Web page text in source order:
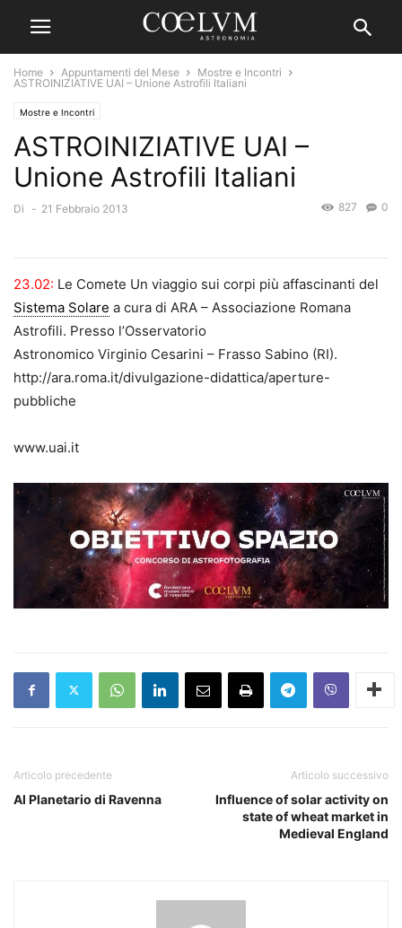
Home Appuntamenti del Mese
Mostre e Incontri
ASTROINIZIATIVE UAI – Unione Astrofili Italiani
Mostre e Incontri
ASTROINIZIATIVE UAI –
Unione Astrofili Italiani
Di - 21 Febbraio 2013 0
827
23.02: Le Comete Un viaggio sui corpi più affascinanti del
Sistema Solare a cura di ARA – Associazione Romana
Astrofili. Presso l’Osservatorio
Astronomico Virginio Cesarini – Frasso Sabino (RI).
http://ara.roma.it/divulgazione-didattica/aperture-
pubbliche
www.uai.it
Articolo precedente
Al Planetario di Ravenna
Articolo successivo
Influence of solar activity on
state of wheat market in
Medieval England